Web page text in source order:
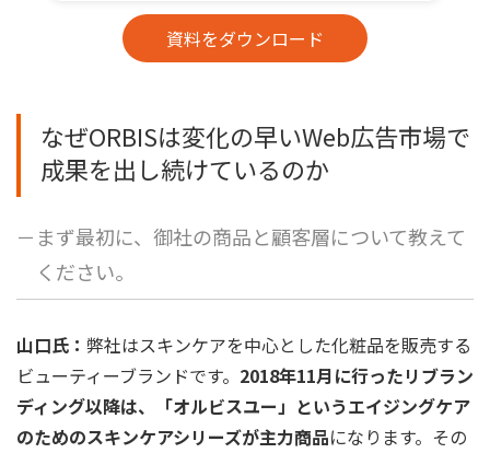
資料をダウンロード
なぜORBISは変化の早いWeb広告市場で
成果を出し続けているのか
－まず最初に、御社の商品と顧客層について教えて
ください。
山口氏： 弊社はスキンケアを中心とした化粧品を販売する
ビューティーブランドです。 2018年11月に行ったリブラン
ディング以降は、「オルビスユー」というエイジングケア
のためのスキンケアシリーズが主力商品になります。その